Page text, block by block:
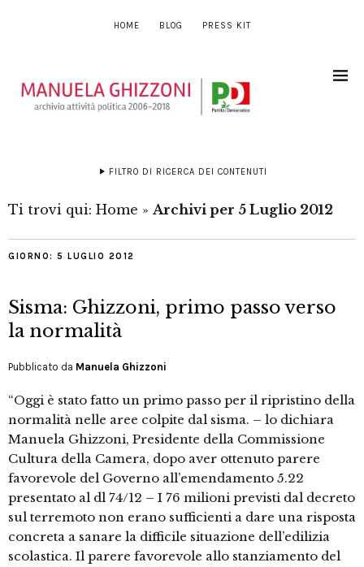
HOME BLOG PRESS KIT
FILTRO DI RICERCA DEI CONTENUTI
Ti trovi qui: Home » Archivi per 5 Luglio 2012
GIORNO: 5 LUGLIO 2012
Sisma: Ghizzoni, primo passo verso
la normalità
Pubblicato da Manuela Ghizzoni
“Oggi è stato fatto un primo passo per il ripristino della
normalità nelle aree colpite dal sisma. – lo dichiara
Manuela Ghizzoni, Presidente della Commissione
Cultura della Camera, dopo aver ottenuto parere
favorevole del Governo all’emendamento 5.22
presentato al dl 74/12 – I 76 milioni previsti dal decreto
sul terremoto non erano sufficienti a dare una risposta
concreta a sanare la difficile situazione dell’edilizia
scolastica. Il parere favorevole allo stanziamento del